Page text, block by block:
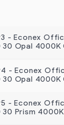
- Econex
30 Opal 4000K
- Econex
30 Opal 4000K
- Econex
30 Prism